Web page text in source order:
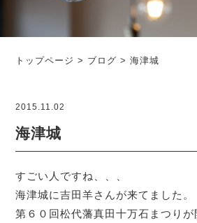
トップページ > ブログ >海津城
2015.11.02
海津城
すごい人ですね、、、
海津城に吉田羊さんが来てました。
第６０回松代藩真田十万石まつりが